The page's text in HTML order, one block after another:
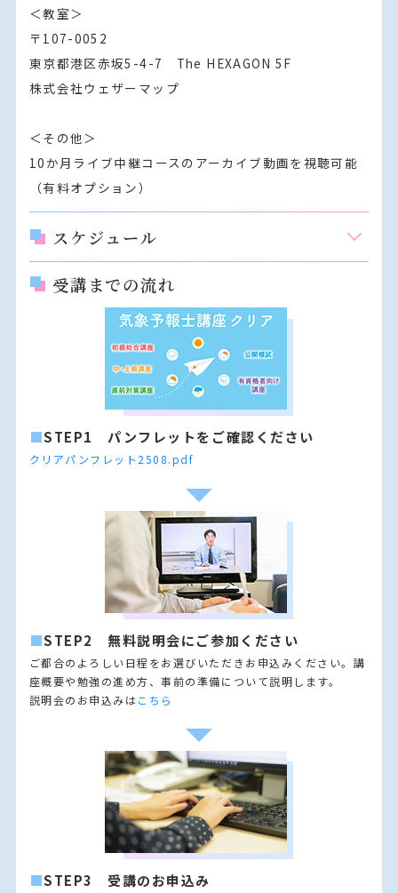
＜教室＞
〒107-0052
東京都港区赤坂5-4-7　The HEXAGON 5F
株式会社ウェザーマップ
＜その他＞
10か月ライブ中継コースのアーカイブ動画を視聴可能
（有料オプション）
スケジュール
受講までの流れ
■STEP1 パンフレットをご確認ください
クリアパンフレット2508.pdf
■STEP2 無料説明会にご参加ください
ご都合のよろしい日程をお選びいただきお申込みください。講
座概要や勉強の進め方、事前の準備について説明します。
説明会のお申込みはこちら
■STEP3 受講のお申込み